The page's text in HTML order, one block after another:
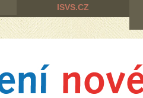
ISVS.CZ